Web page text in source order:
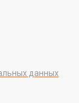
данных